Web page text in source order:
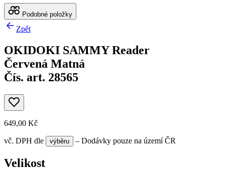
Podobné položky
Zpět
OKIDOKI SAMMY Reader
Červená Matná
Čís. art. 28565
649,00 Kč
vč. DPH dle výběru – Dodávky pouze na území ČR
Velikost